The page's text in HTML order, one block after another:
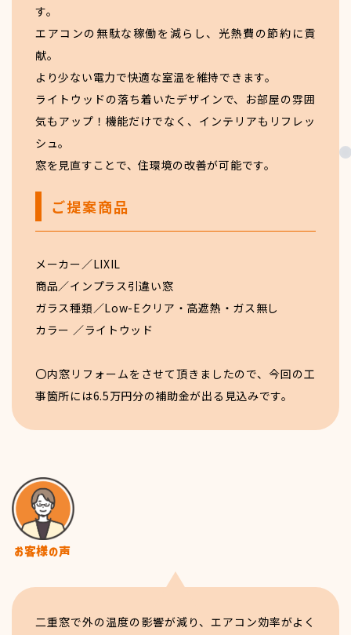
す。
エアコンの無駄な稼働を減らし、光熱費の節約に貢
献。
より少ない電力で快適な室温を維持できます。
ライトウッドの落ち着いたデザインで、お部屋の雰囲
気もアップ！機能だけでなく、インテリアもリフレッ
シュ。
窓を見直すことで、住環境の改善が可能です。
ご提案商品
メーカー／LIXIL
商品／インプラス引違い窓
ガラス種類／Low-Eクリア・高遮熱・ガス無し
カラー ／ライトウッド
〇内窓リフォームをさせて頂きましたので、今回の工
事箇所には6.5万円分の補助金が出る見込みです。
二重窓で外の温度の影響が減り、エアコン効率がよく